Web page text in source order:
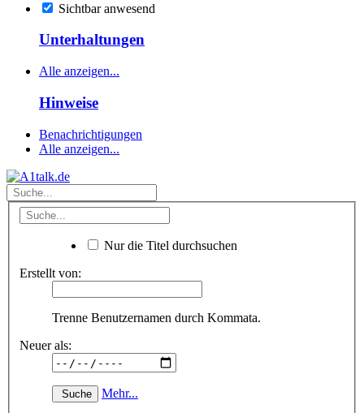
Sichtbar anwesend
Unterhaltungen
Alle anzeigen...
Hinweise
Benachrichtigungen
Alle anzeigen...
Nur die Titel durchsuchen
Erstellt von:
Trenne Benutzernamen durch Kommata.
Neuer als:
Mehr...